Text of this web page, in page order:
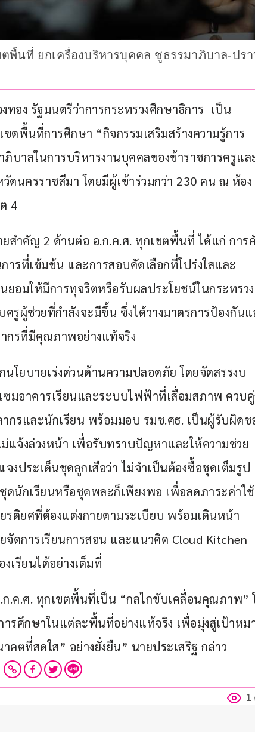
พื้นที่ ยกเครื่องบริหารบุคคล ชูธรรมาภิบาล-ป
อง รัฐมนตรีว่าการกระทรวงศึกษาธิการ  เป็น
ตพื้นที่การศึกษา “กิจกรรมเสริมสร้างความรู้การ
บาลในการบริหารงานบุคคลของข้าราชการครูแล
ดนครราชสีมา โดยมีผู้เข้าร่วมกว่า 230 คน ณ ห้อง
4
ยสำคัญ 2 ด้านต่อ อ.ก.ค.ศ. ทุกเขตพื้นที่ ได้แก่ การ
รที่เข้มข้น และการสอบคัดเลือกที่โปร่งใสและ
ยอมให้มีการทุจริตหรือรับผลประโยชน์ในกระทรวง
รูผู้ช่วยที่กำลังจะมีขึ้น ซึ่งได้วางมาตรการป้องกัน
กรที่มีคุณภาพอย่างแท้จริง
โยบายเร่งด่วนด้านความปลอดภัย โดยจัดสรรงบ
มอาคารเรียนและระบบไฟฟ้าที่เสื่อมสภาพ ควบ
รและนักเรียน พร้อมมอบ รมช.ศธ. เป็นผู้รับผิดช
แจ้งล่วงหน้า เพื่อรับทราบปัญหาและให้ความช่วย
งประเด็นชุดลูกเสือว่า ไม่จำเป็นต้องซื้อชุดเต็มรูป
นักเรียนหรือชุดพละก็เพียงพอ เพื่อลดภาระค่าใช้
รติยศที่ต้องแต่งกายตามระเบียบ พร้อมเดินหน้า
จัดการเรียนการสอน และแนวคิด Cloud Kitchen
เรียนได้อย่างเต็มที่
.ก.ค.ศ. ทุกเขตพื้นที่เป็น “กลไกขับเคลื่อนคุณภาพ”
รศึกษาในแต่ละพื้นที่อย่างแท้จริง เพื่อมุ่งสู่เป้าหม
ตที่สดใส” อย่างยั่งยืน​​​​​​​​​​​​​​​​” นายประเสริฐ กล่าว
1